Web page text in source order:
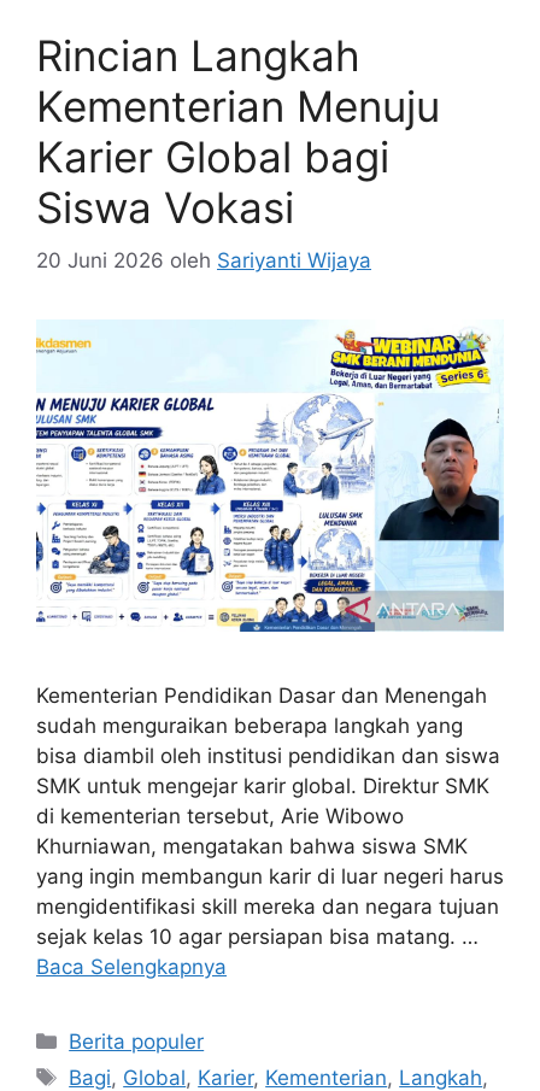
Rincian Langkah
Kementerian Menuju
Karier Global bagi
Siswa Vokasi
20 Juni 2026 oleh Sariyanti Wijaya
Kementerian Pendidikan Dasar dan Menengah
sudah menguraikan beberapa langkah yang
bisa diambil oleh institusi pendidikan dan siswa
SMK untuk mengejar karir global. Direktur SMK
di kementerian tersebut, Arie Wibowo
Khurniawan, mengatakan bahwa siswa SMK
yang ingin membangun karir di luar negeri harus
mengidentifikasi skill mereka dan negara tujuan
sejak kelas 10 agar persiapan bisa matang. …
Baca Selengkapnya
Kategori
Berita populer
Tag
Bagi, Global, Karier, Kementerian, Langkah,